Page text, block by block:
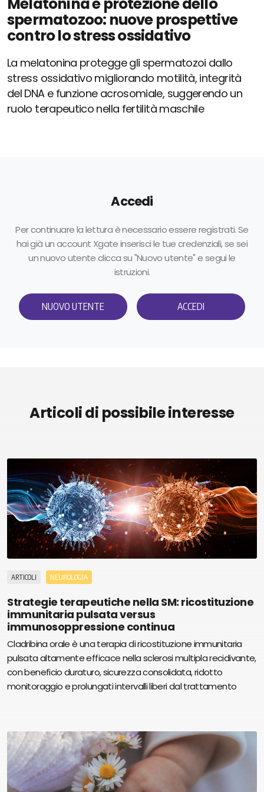
spermatozoo: nuove prospettive
contro lo stress ossidativo
La melatonina protegge gli spermatozoi dallo
stress ossidativo migliorando motilità, integrità
del DNA e funzione acrosomiale, suggerendo un
ruolo terapeutico nella fertilità maschile
Accedi
Per continuare la lettura è necessario essere registrati. Se
hai già un account Xgate inserisci le tue credenziali, se sei
un nuovo utente clicca su "Nuovo utente" e segui le
istruzioni.
NUOVO UTENTE ACCEDI
Articoli di possibile interesse
ARTICOLI NEUROLOGIA
Strategie terapeutiche nella SM: ricostituzione
immunitaria pulsata versus
immunosoppressione continua
Cladribina orale è una terapia di ricostituzione immunitaria
pulsata altamente efficace nella sclerosi multipla recidivante,
con beneficio duraturo, sicurezza consolidata, ridotto
monitoraggio e prolungati intervalli liberi dal trattamento